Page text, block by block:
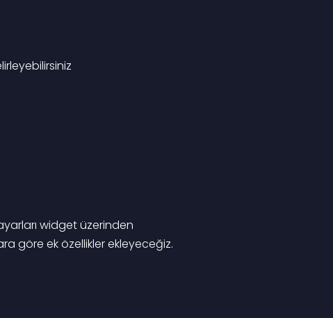
widget üzerinden
göre ek özellikler ekleyeceğiz.